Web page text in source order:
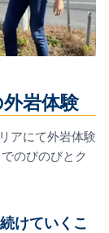
岩体験
アにて外岩体験
のびのびとク
けていくこ